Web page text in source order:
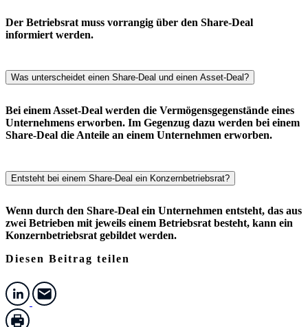
Der Betriebsrat muss vorrangig über den Share-Deal
informiert werden.
Was unterscheidet einen Share-Deal und einen Asset-Deal?
Bei einem Asset-Deal werden die Vermögensgegenstände eines
Unternehmens erworben. Im Gegenzug dazu werden bei einem
Share-Deal die Anteile an einem Unternehmen erworben.
Entsteht bei einem Share-Deal ein Konzernbetriebsrat?
Wenn durch den Share-Deal ein Unternehmen entsteht, das aus
zwei Betrieben mit jeweils einem Betriebsrat besteht, kann ein
Konzernbetriebsrat gebildet werden.
Diesen Beitrag teilen